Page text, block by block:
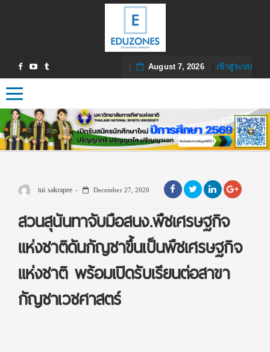
August 7, 2026| เข้าสู่ระบบ
Toggle navigation
tui sakrapee December 27, 2020
สวนสุนันทาจับมือสนง.พืชเศรษฐกิจ
แห่งชาติดันกัญชาขึ้นเป็นพืชเศรษฐกิจ
แห่งชาติ พร้อมเปิดรับเรียนต่อสาขา
กัญชาเวชศาสตร์